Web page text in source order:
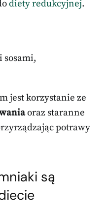
diety redukcyjnej.
sosami,
jest korzystanie ze
oraz staranne
potrawy
są